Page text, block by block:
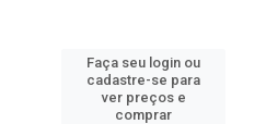
Faça seu login ou
cadastre-se para
ver preços e
comprar